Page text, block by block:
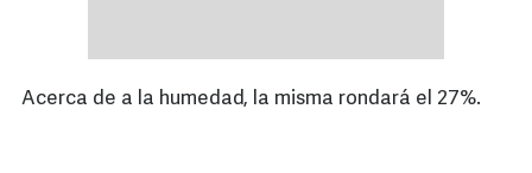
Acerca de a la humedad, la misma rondará el 27%.